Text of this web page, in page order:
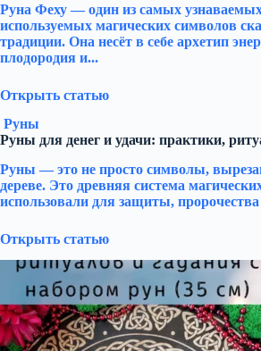
Руна Феху — один из самых
используемых магических символов
традиции. Она несёт в себе архетип
плодородия и...
Открыть статью
Руны
Руны для денег и удачи: практики,
Руны — это не просто символы,
дереве. Это древняя система
использовали для защиты,
Открыть статью